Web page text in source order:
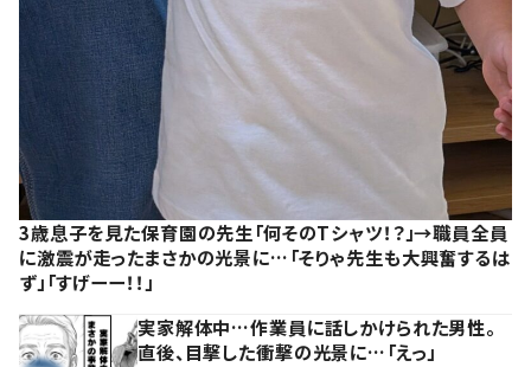
3歳息子を見た保育園の先生「何そのTシャツ！？」→職員全員
に激震が走ったまさかの光景に…「そりゃ先生も大興奮するは
ず」「すげーー！！」
実家解体中…作業員に話しかけられた男性。
直後、目撃した衝撃の光景に…「えっ」